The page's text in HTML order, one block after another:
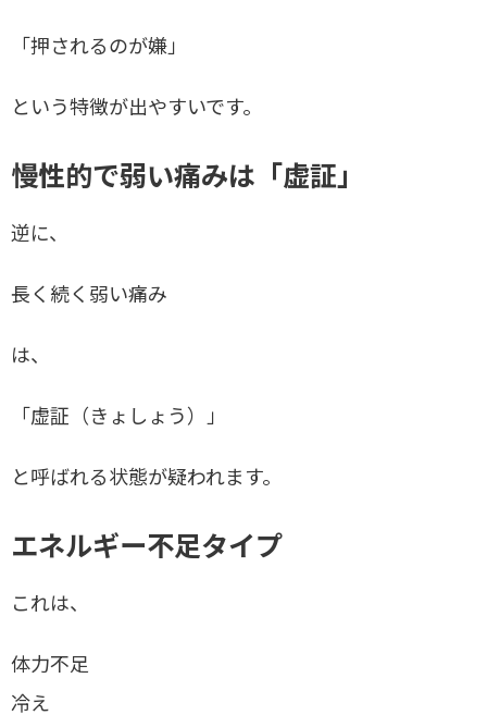
「押されるのが嫌」
という特徴が出やすいです。
慢性的で弱い痛みは「虚証」
逆に、
長く続く弱い痛み
は、
「虚証（きょしょう）」
と呼ばれる状態が疑われます。
エネルギー不足タイプ
これは、
体力不足
冷え